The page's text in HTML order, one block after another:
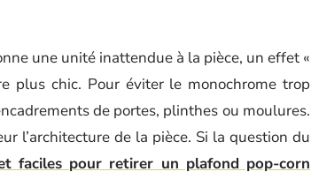
une unité inattendue à la pièce, un effet «
plus chic. Pour éviter le monochrome trop
de portes, plinthes ou moulures.
l’architecture de la pièce. Si la question du
faciles pour retirer un plafond pop-corn